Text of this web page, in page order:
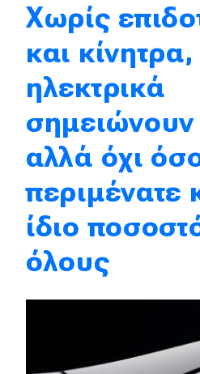
Test Drive
Δοκιμή
Αποστολή
Συγκρίνουμε
Αγώνες
Formula 1
WRC
Motorsport
Χωρίς
και
ηλεκτρικά
αλλά όχι
περιμένατε
ίδιο
όλους